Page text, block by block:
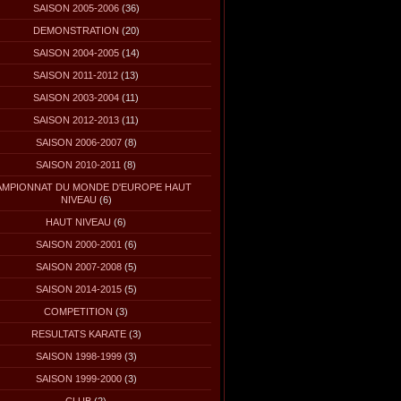
SAISON 2005-2006(36)
DEMONSTRATION (20)
SAISON 2004-2005(14)
SAISON 2011-2012 (13)
SAISON 2003-2004 (11)
SAISON 2012-2013 (11)
SAISON 2006-2007(8)
SAISON 2010-2011 (8)
DU MONDE D'EUROPE HAUT
NIVEAU (6)
HAUT NIVEAU (6)
SAISON 2000-2001 (6)
SAISON 2007-2008(5)
SAISON 2014-2015(5)
COMPETITION (3)
RESULTATS KARATE(3)
SAISON 1998-1999(3)
SAISON 1999-2000(3)